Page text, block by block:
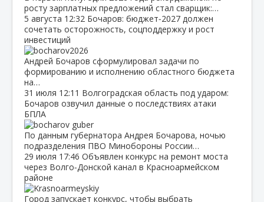
росту зарплатных предложений стал сварщик:…
5 августа 12:32 Бочаров: бюджет‑2027 должен
сочетать осторожность, соцподдержку и рост
инвестиций
Андрей Бочаров сформулировал задачи по
формированию и исполнению областного бюджета
на…
31 июля 12:11 Волгоградская область под ударом:
Бочаров озвучил данные о последствиях атаки
БПЛА
По данным губернатора Андрея Бочарова, ночью
подразделения ПВО Минобороны России…
29 июля 17:46 Объявлен конкурс на ремонт моста
через Волго‑Донской канал в Красноармейском
районе
Город запускает конкурс, чтобы выбрать